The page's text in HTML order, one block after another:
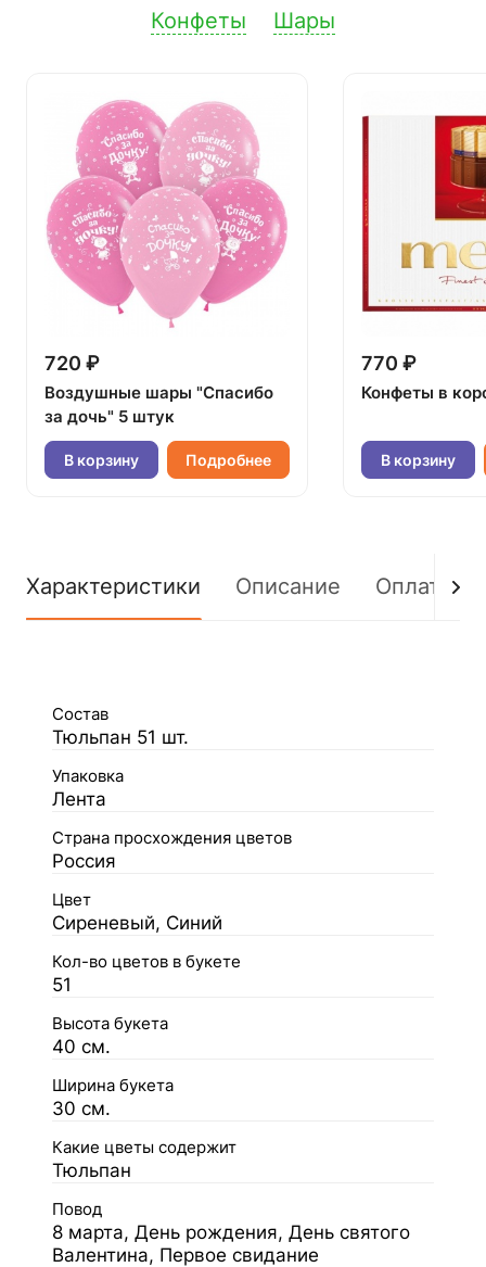
Конфеты Шары
720 ₽
Воздушные шары "Спасибо
за дочь" 5 штук
В корзину Подробнее
770 ₽
Конфеты в
В корзину
Характеристики Описание Оплата
Состав
Тюльпан 51 шт.
Упаковка
Лента
Страна просхождения цветов
Россия
Цвет
Сиреневый, Синий
Кол-во цветов в букете
51
Высота букета
40 см.
Ширина букета
30 см.
Какие цветы содержит
Тюльпан
Повод
8 марта, День рождения, День святого
Валентина, Первое свидание